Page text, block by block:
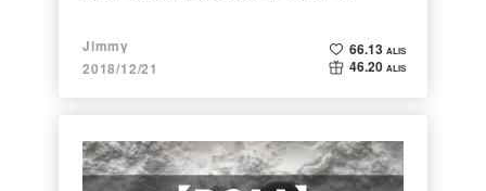
Jimmy
2018/12/21
66.13 ALIS
46.20 ALIS